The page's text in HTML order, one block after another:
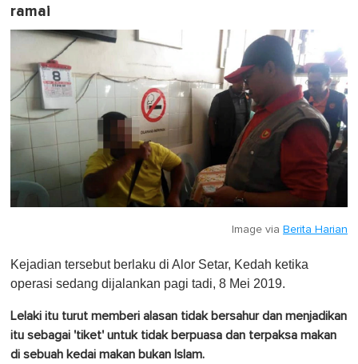
ramai
Image via Berita Harian
Kejadian tersebut berlaku di Alor Setar, Kedah ketika
operasi sedang dijalankan pagi tadi, 8 Mei 2019.
Lelaki itu turut memberi alasan tidak bersahur dan menjadikan
itu sebagai 'tiket' untuk tidak berpuasa dan terpaksa makan
di sebuah kedai makan bukan Islam.